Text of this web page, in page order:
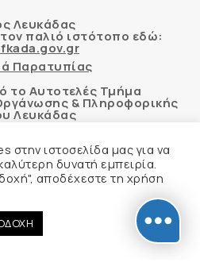
Λευκάδας
παλιό ιστότοπο εδώ:
Παρατυπίας
το Αυτοτελές Τμήμα
& Πληροφορικής
Λευκάδας
προσβασιμότητας
το πρότυπο WCAG 2.1
στην ιστοσελίδα μας για να
δυνατή εμπειρία.
αποδέχεστε τη χρήση